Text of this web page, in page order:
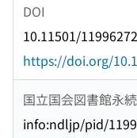
DOI
10.11501/11996272
https://doi.org/
国立国会図書館永
info:ndljp/pid/